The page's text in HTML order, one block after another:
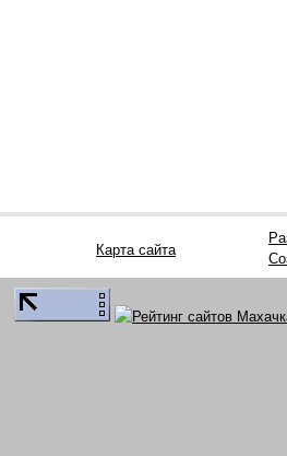
Карта сайта